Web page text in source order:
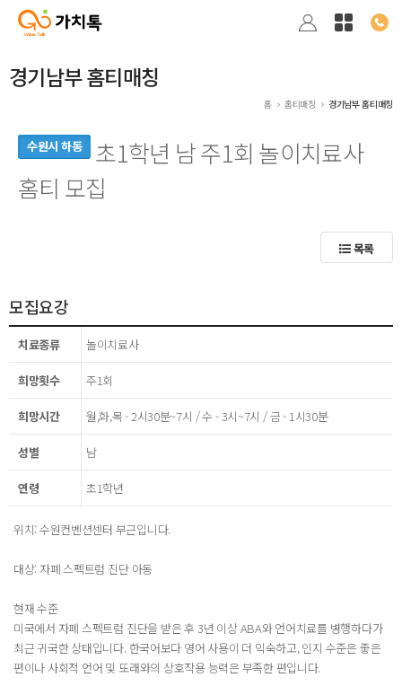
경기남부 홈티매칭
홈 홈티매칭 경기남부 홈티매칭
수원시 하동
초1학년 남 주1회 놀이치료사
홈티 모집
목록
모집요강
치료종류 놀이치료사
희망횟수 주1회
희망시간 월,화,목 - 2시30분~7시 / 수 - 3시~7시 / 금 - 1시30분
성별 남
연령 초1학년
위치: 수원컨벤션센터 부근입니다.
대상: 자폐 스펙트럼 진단 아동
현재 수준
미국에서 자폐 스펙트럼 진단을 받은 후 3년 이상 ABA와 언어치료를 병행하다가
최근 귀국한 상태입니다. 한국어보다 영어 사용이 더 익숙하고, 인지 수준은 좋은
편이나 사회적 언어 및 또래와의 상호작용 능력은 부족한 편입니다.